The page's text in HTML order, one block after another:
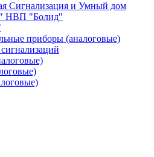
Сигнализация и Умный дом
НВП "Болид"
приборы (аналоговые)